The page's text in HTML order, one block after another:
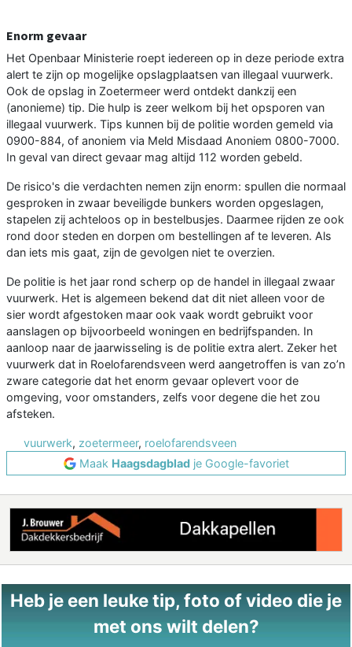
Enorm gevaar
Het Openbaar Ministerie roept iedereen op in deze periode extra
alert te zijn op mogelijke opslagplaatsen van illegaal vuurwerk.
Ook de opslag in Zoetermeer werd ontdekt dankzij een
(anonieme) tip. Die hulp is zeer welkom bij het opsporen van
illegaal vuurwerk. Tips kunnen bij de politie worden gemeld via
0900-884, of anoniem via Meld Misdaad Anoniem 0800-7000.
In geval van direct gevaar mag altijd 112 worden gebeld.
De risico's die verdachten nemen zijn enorm: spullen die normaal
gesproken in zwaar beveiligde bunkers worden opgeslagen,
stapelen zij achteloos op in bestelbusjes. Daarmee rijden ze ook
rond door steden en dorpen om bestellingen af te leveren. Als
dan iets mis gaat, zijn de gevolgen niet te overzien.
De politie is het jaar rond scherp op de handel in illegaal zwaar
vuurwerk. Het is algemeen bekend dat dit niet alleen voor de
sier wordt afgestoken maar ook vaak wordt gebruikt voor
aanslagen op bijvoorbeeld woningen en bedrijfspanden. In
aanloop naar de jaarwisseling is de politie extra alert. Zeker het
vuurwerk dat in Roelofarendsveen werd aangetroffen is van zo’n
zware categorie dat het enorm gevaar oplevert voor de
omgeving, voor omstanders, zelfs voor degene die het zou
afsteken.
vuurwerk, zoetermeer, roelofarendsveen
Maak Haagsdagbladje Google-favoriet
Heb je een leuke tip, foto of video die je
met ons wilt delen?